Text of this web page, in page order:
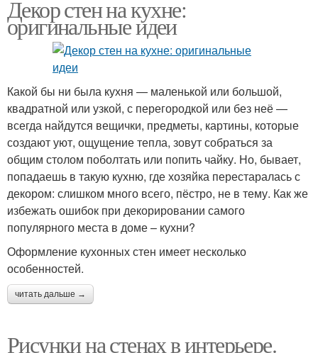
Декор стен на кухне:
оригинальные идеи
Какой бы ни была кухня — маленькой или большой,
квадратной или узкой, с перегородкой или без неё —
всегда найдутся вещички, предметы, картины, которые
создают уют, ощущение тепла, зовут собраться за
общим столом поболтать или попить чайку. Но, бывает,
попадаешь в такую кухню, где хозяйка перестаралась с
декором: слишком много всего, пёстро, не в тему. Как же
избежать ошибок при декорировании самого
популярного места в доме – кухни?
Оформление кухонных стен имеет несколько
особенностей.
читать дальше →
Рисунки на стенах в интерьере.